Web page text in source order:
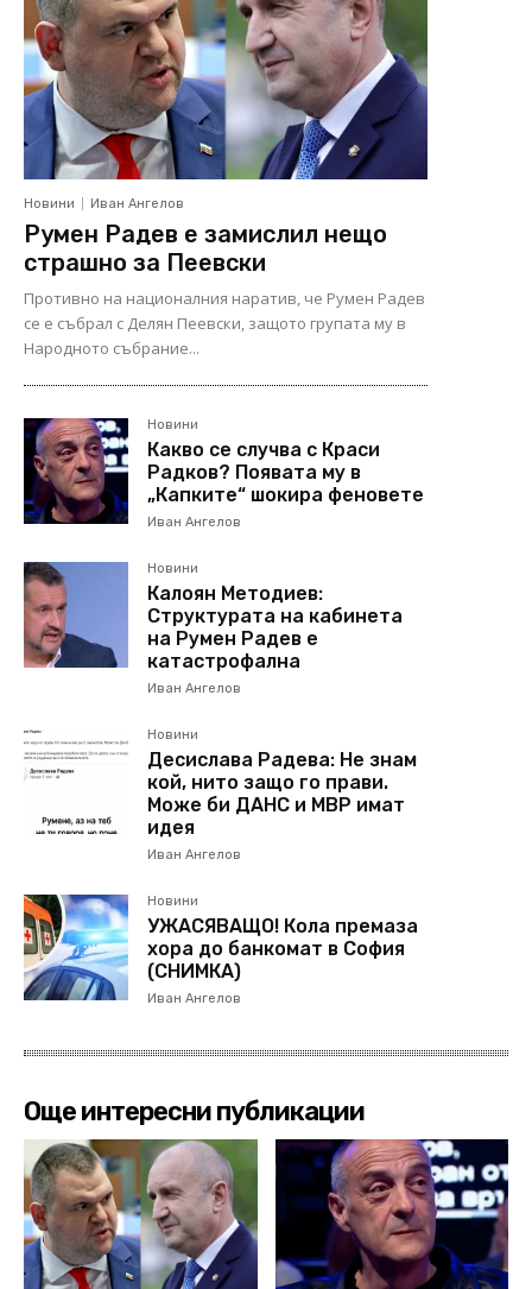
Новини Иван Ангелов
Румен Радев е замислил нещо
страшно за Пеевски
Противно на националния наратив, че Румен Радев
се е събрал с Делян Пеевски, защото групата му в
Народното събрание...
Новини
Какво се случва с Краси
Радков? Появата му в
„Капките“ шокира феновете
Иван Ангелов
Новини
Калоян Методиев:
Структурата на кабинета
на Румен Радев е
катастрофална
Иван Ангелов
Новини
Десислава Радева: Не знам
кой, нито защо го прави.
Може би ДАНС и МВР имат
идея
Иван Ангелов
Новини
УЖАСЯВАЩО! Кола премаза
хора до банкомат в София
(СНИМКА)
Иван Ангелов
Още интересни публикации